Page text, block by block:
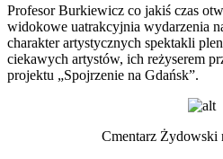
Profesor Burkiewicz co jakiś czas
widokowe uatrakcyjnia wydarzenia
charakter artystycznych spektakli
ciekawych artystów, ich reżyserem
projektu „Spojrzenie na Gdańsk”.
Cmentarz Żydowski